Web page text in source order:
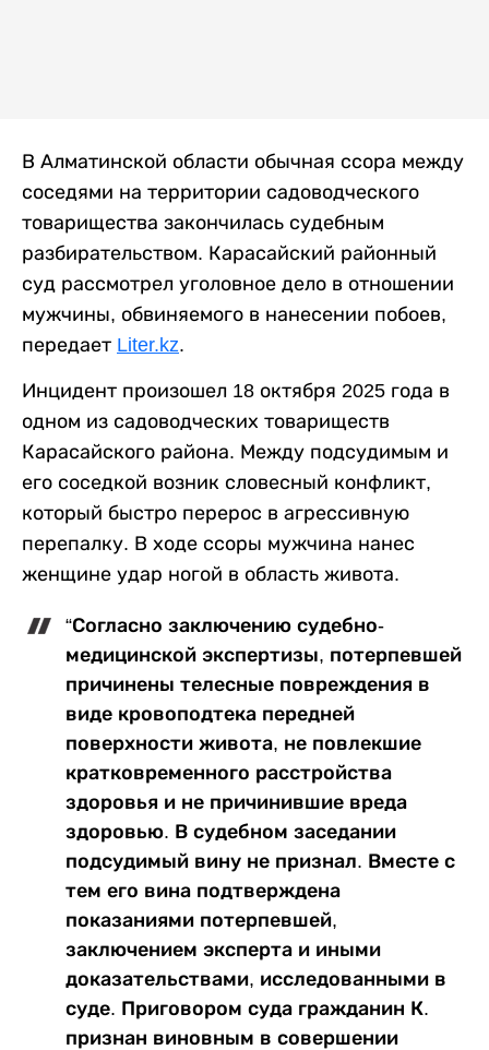
В Алматинской области обычная ссора между
соседями на территории садоводческого
товарищества закончилась судебным
разбирательством. Карасайский районный
суд рассмотрел уголовное дело в отношении
мужчины, обвиняемого в нанесении побоев,
передает Liter.kz.
Инцидент произошел 18 октября 2025 года в
одном из садоводческих товариществ
Карасайского района. Между подсудимым и
его соседкой возник словесный конфликт,
который быстро перерос в агрессивную
перепалку. В ходе ссоры мужчина нанес
женщине удар ногой в область живота.
“Согласно заключению судебно-
медицинской экспертизы, потерпевшей
причинены телесные повреждения в
виде кровоподтека передней
поверхности живота, не повлекшие
кратковременного расстройства
здоровья и не причинившие вреда
здоровью. В судебном заседании
подсудимый вину не признал. Вместе с
тем его вина подтверждена
показаниями потерпевшей,
заключением эксперта и иными
доказательствами, исследованными в
суде. Приговором суда гражданин К.
признан виновным в совершении